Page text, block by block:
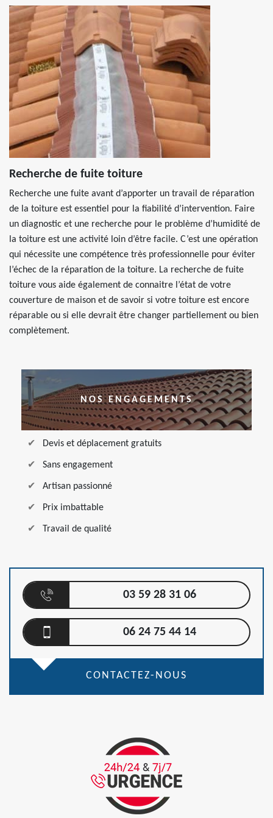
Recherche de fuite toiture
Recherche une fuite avant d’apporter un travail de réparation
de la toiture est essentiel pour la fiabilité d’intervention. Faire
un diagnostic et une recherche pour le problème d’humidité de
la toiture est une activité loin d’être facile. C’est une opération
qui nécessite une compétence très professionnelle pour éviter
l’échec de la réparation de la toiture. La recherche de fuite
toiture vous aide également de connaitre l’état de votre
couverture de maison et de savoir si votre toiture est encore
réparable ou si elle devrait être changer partiellement ou bien
complètement.
NOS ENGAGEMENTS
Devis et déplacement gratuits
Sans engagement
Artisan passionné
Prix imbattable
Travail de qualité
03 59 28 31 06
06 24 75 44 14
CONTACTEZ-NOUS